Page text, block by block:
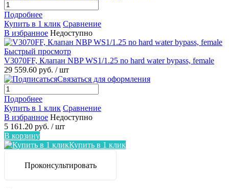
Подробнее
Купить в 1 клик Сравнение
В избранное Недоступно
Быстрый просмотр
V3070FF, Клапан NBP WS1/1.25 no hard water bypass, female
29 559.60 руб. / шт
Связаться для оформления
Подробнее
Купить в 1 клик Сравнение
В избранное Недоступно
5 161.20 руб. / шт
В корзину
Купить в 1 клик
Проконсультировать